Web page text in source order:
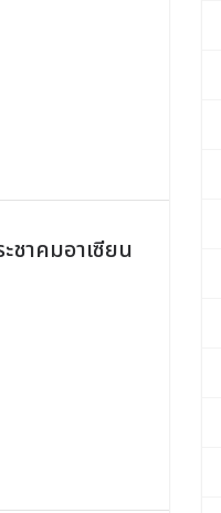
ชาคมอาเซียน